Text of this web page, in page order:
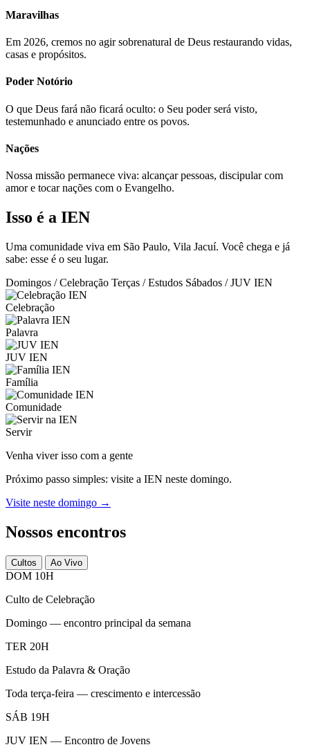
Maravilhas
Em 2026, cremos no agir sobrenatural de Deus restaurando vidas,
casas e propósitos.
Poder Notório
O que Deus fará não ficará oculto: o Seu poder será visto,
testemunhado e anunciado entre os povos.
Nações
Nossa missão permanece viva: alcançar pessoas, discipular com
amor e tocar nações com o Evangelho.
Isso é a IEN
Uma comunidade viva em São Paulo, Vila Jacuí. Você chega e já
sabe: esse é o seu lugar.
Domingos / Celebração Terças / Estudos Sábados / JUV IEN
Celebração
Palavra
JUV IEN
Família
Comunidade
Servir
Venha viver isso com a gente
Próximo passo simples: visite a IEN neste domingo.
Visite neste domingo →
Nossos encontros
Cultos Ao Vivo
DOM 10H
Culto de Celebração
Domingo — encontro principal da semana
TER 20H
Estudo da Palavra & Oração
Toda terça-feira — crescimento e intercessão
SÁB 19H
JUV IEN — Encontro de Jovens